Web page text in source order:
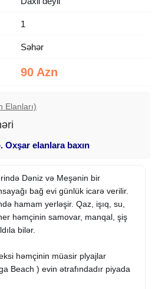
1
Səhər
90 Azn
Elanları)
Oxşar elanlara baxın
Dəniz və Meşənin bir
bağ evi günlük icarə verilir.
hamam yerləşir. Qaz, işıq, su,
həmçinin samovar, manqal, şiş
bilər.
həmçinin müasir plyajlar
Beach ) evin ətrafındadır piyada